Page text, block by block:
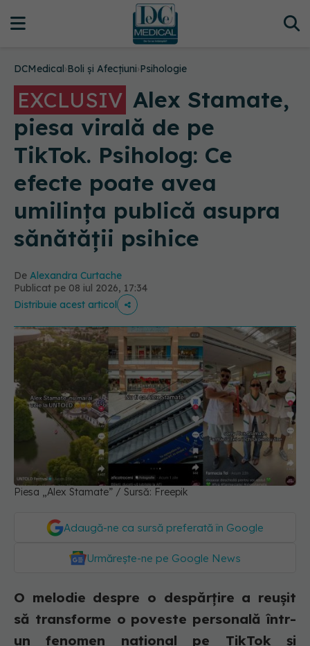
DCMedical›Boli și Afecțiuni›Psihologie
EXCLUSIV Alex Stamate,
piesa virală de pe
TikTok. Psiholog: Ce
efecte poate avea
umilința publică asupra
sănătății psihice
De Alexandra Curtache
Publicat pe 08 iul 2026, 17:34
Distribuie acest articol
Piesa „Alex Stamate” / Sursă: Freepik
Adaugă-ne ca sursă preferată în Google
Urmărește-ne pe Google News
O melodie despre o despărțire a reușit
să transforme o poveste personală într-
un fenomen național pe TikTok și